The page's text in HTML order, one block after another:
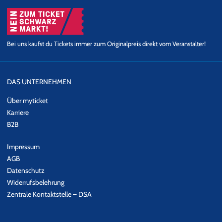
Bei uns kaufst du Tickets immer zum Originalpreis direkt vom Veranstalter!
DAS UNTERNEHMEN
Über myticket
Karriere
B2B
Impressum
AGB
Datenschutz
Widerrufsbelehrung
Zentrale Kontaktstelle – DSA